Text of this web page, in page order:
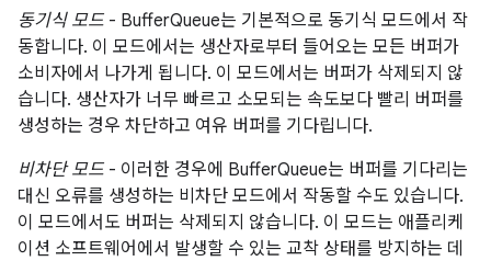
동기식 모드 - BufferQueue는 기본적으로 동기식 모드에서 작
동합니다. 이 모드에서는 생산자로부터 들어오는 모든 버퍼가
소비자에서 나가게 됩니다. 이 모드에서는 버퍼가 삭제되지 않
습니다. 생산자가 너무 빠르고 소모되는 속도보다 빨리 버퍼를
생성하는 경우 차단하고 여유 버퍼를 기다립니다.
비차단 모드 - 이러한 경우에 BufferQueue는 버퍼를 기다리는
대신 오류를 생성하는 비차단 모드에서 작동할 수도 있습니다.
이 모드에서도 버퍼는 삭제되지 않습니다. 이 모드는 애플리케
이션 소프트웨어에서 발생할 수 있는 교착 상태를 방지하는 데